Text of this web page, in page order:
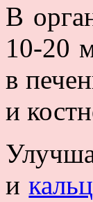
В
10-20
в
и
и